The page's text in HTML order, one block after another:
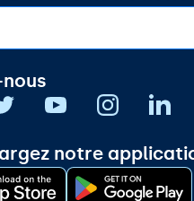
notre